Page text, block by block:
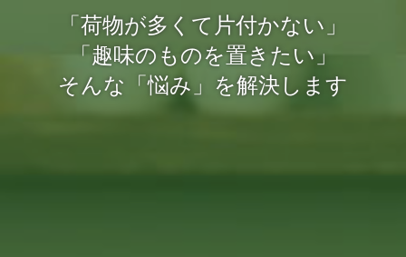
「荷物が多くて片付かない」
「趣味のものを置きたい」
そんな「悩み」を解決します